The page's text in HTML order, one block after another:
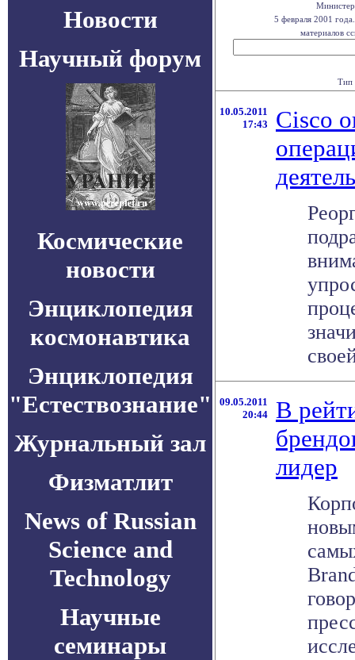
Новости
Научный форум
Космические
новости
Энциклопедия
космонавтика
Энциклопедия
"Естествознание"
Журнальный зал
Физматлит
News of Russian
Science and
Technology
Научные
семинары
5 февраля 2001
материалов
Тип
10.05.2011
17:43
Cisco
09.05.2011
20:44
В
лидер